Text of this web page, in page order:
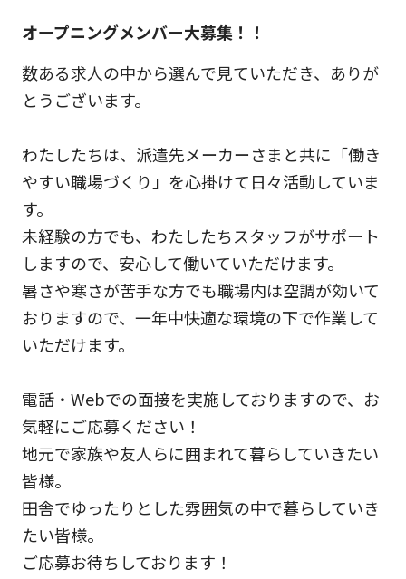
オープニングメンバー大募集！！
数ある求人の中から選んで見ていただき、ありが
とうございます。
わたしたちは、派遣先メーカーさまと共に「働き
やすい職場づくり」を心掛けて日々活動していま
す。
未経験の方でも、わたしたちスタッフがサポート
しますので、安心して働いていただけます。
暑さや寒さが苦手な方でも職場内は空調が効いて
おりますので、一年中快適な環境の下で作業して
いただけます。
電話・Webでの面接を実施しておりますので、お
気軽にご応募ください！
地元で家族や友人らに囲まれて暮らしていきたい
皆様。
田舎でゆったりとした雰囲気の中で暮らしていき
たい皆様。
ご応募お待ちしております！